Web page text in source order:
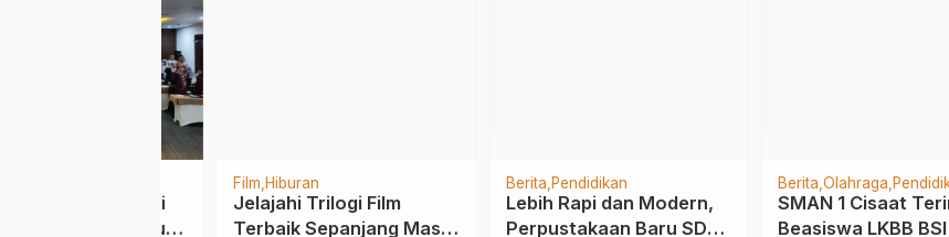
Hiburan
Jelajahi Trilogi Film
Terbaik Sepanjang Masa
Pendidikan
Lebih Rapi dan Modern,
Perpustakaan Baru SDN
Olahraga Pendidikan
SMAN 1 Cisaat Terima
Beasiswa LKBB BSI Flash